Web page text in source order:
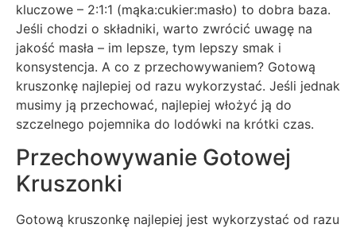
kluczowe – 2:1:1 (mąka:cukier:masło) to dobra baza.
Jeśli chodzi o składniki, warto zwrócić uwagę na
jakość masła – im lepsze, tym lepszy smak i
konsystencja. A co z przechowywaniem? Gotową
kruszonkę najlepiej od razu wykorzystać. Jeśli jednak
musimy ją przechować, najlepiej włożyć ją do
szczelnego pojemnika do lodówki na krótki czas.
Przechowywanie Gotowej
Kruszonki
Gotową kruszonkę najlepiej jest wykorzystać od razu